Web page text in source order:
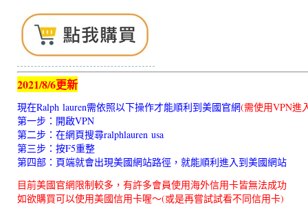
2021/8/6更新
現在Ralph lauren需依照以下操作才能順利到美國官網(需使用VPN進
第一步：開啟VPN
第二步：在網頁搜尋ralphlauren usa
第三步：按F5重整
第四部：頁端就會出現美國網站路徑，就能順利進入到美國網站
目前美國官網限制較多，有許多會員使用海外信用卡皆無法成功
如欲購買可以使用美國信用卡喔～(或是再嘗試試看不同信用卡)